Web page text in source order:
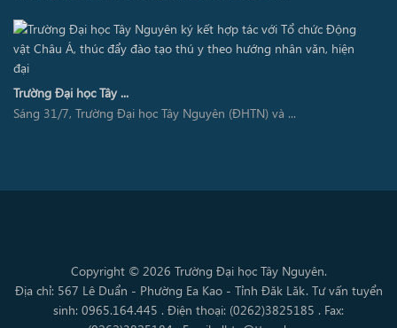
Trường Đại học Tây ...
Sáng 31/7, Trường Đại học Tây Nguyên (ĐHTN) và ...
Copyright © 2026 Trường Đại học Tây Nguyên.
Địa chỉ: 567 Lê Duẩn - Phường Ea Kao - Tỉnh Đăk Lăk. Tư vấn tuyển
sinh: 0965.164.445 . Điện thoại: (0262)3825185 . Fax: